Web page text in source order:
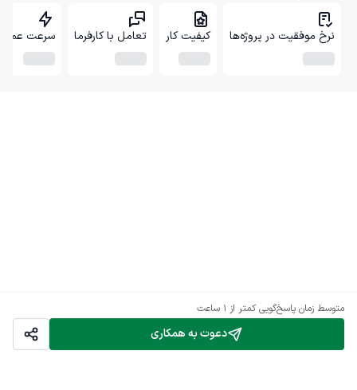
دعوت به همکاری
متوسط زمان پاسخ‌گویی کمتر از 1 ساعت
نرخ موفقیت در پروژه‌ها کیفیت کار تعامل با کارفرما سرعت عمل